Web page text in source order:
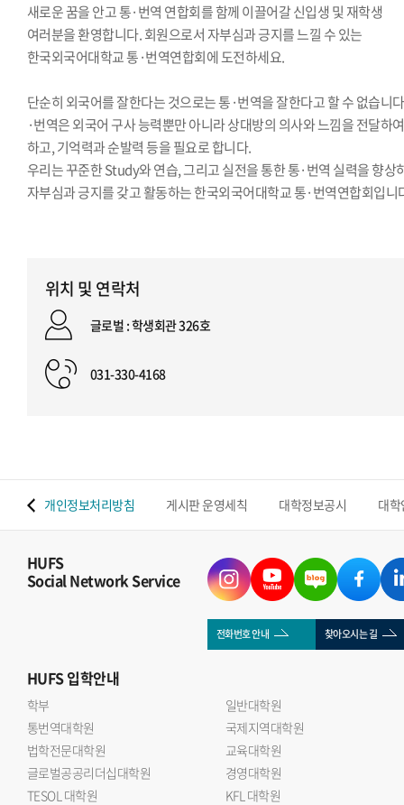
새로운 꿈을 안고 통·번역 연합회를 함께 이끌어갈 신입생 및 재학생
여러분을 환영합니다. 회원으로서 자부심과 긍지를 느낄 수 있는
한국외국어대학교 통·번역연합회에 도전하세요.
단순히 외국어를 잘한다는 것으로는 통·번역을 잘한다고 할 수 없습니
·번역은 외국어 구사 능력뿐만 아니라 상대방의 의사와 느낌을 전달하
하고, 기억력과 순발력 등을 필요로 합니다.
우리는 꾸준한 Study와 연습, 그리고 실전을 통한 통·번역 실력을 향상
자부심과 긍지를 갖고 활동하는 한국외국어대학교 통·번역연합회입니
위치 및 연락처
글로벌 : 학생회관 326호
031-330-4168
개인정보처리방침 게시판 운영세칙 대학정보공시 대
HUFS
Social Network Service
전화번호 안내 찾아오시는 길
HUFS입학안내
학부
일반대학원
통번역대학원
국제지역대학원
법학전문대학원
교육대학원
글로벌공공리더십대학원
경영대학원
TESOL 대학원
KFL 대학원